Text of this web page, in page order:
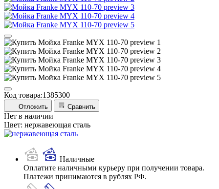
Код товара:1385300
Отложить Сравнить
Нет в наличии
Цвет: нержавеющая сталь
Наличные
Оплатите наличными курьеру при получении товара.
Платежи принимаются в рублях РФ.